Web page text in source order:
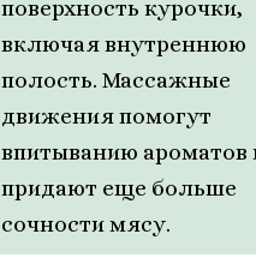
поверхность курочки,
включая внутреннюю
полость. Массажные
движения помогут
впитыванию ароматов
придают еще больше
сочности мясу.